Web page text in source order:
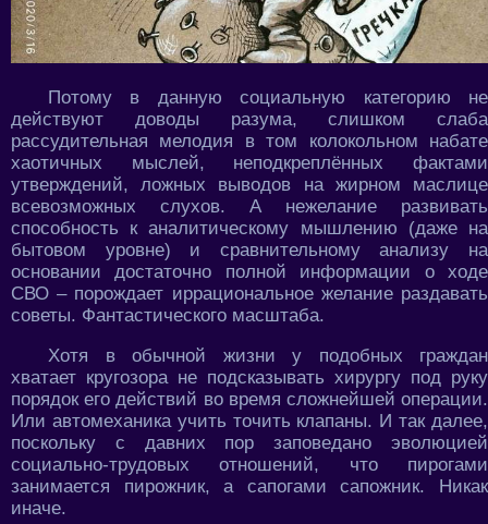
Потому в данную социальную категорию не
действуют доводы разума, слишком слаба
рассудительная мелодия в том колокольном набате
хаотичных мыслей, неподкреплённых фактами
утверждений, ложных выводов на жирном маслице
всевозможных слухов. А нежелание развивать
способность к аналитическому мышлению (даже на
бытовом уровне) и сравнительному анализу на
основании достаточно полной информации о ходе
СВО – порождает иррациональное желание раздавать
советы. Фантастического масштаба.
Хотя в обычной жизни у подобных граждан
хватает кругозора не подсказывать хирургу под руку
порядок его действий во время сложнейшей операции.
Или автомеханика учить точить клапаны. И так далее,
поскольку с давних пор заповедано эволюцией
социально-трудовых отношений, что пирогами
занимается пирожник, а сапогами сапожник. Никак
иначе.